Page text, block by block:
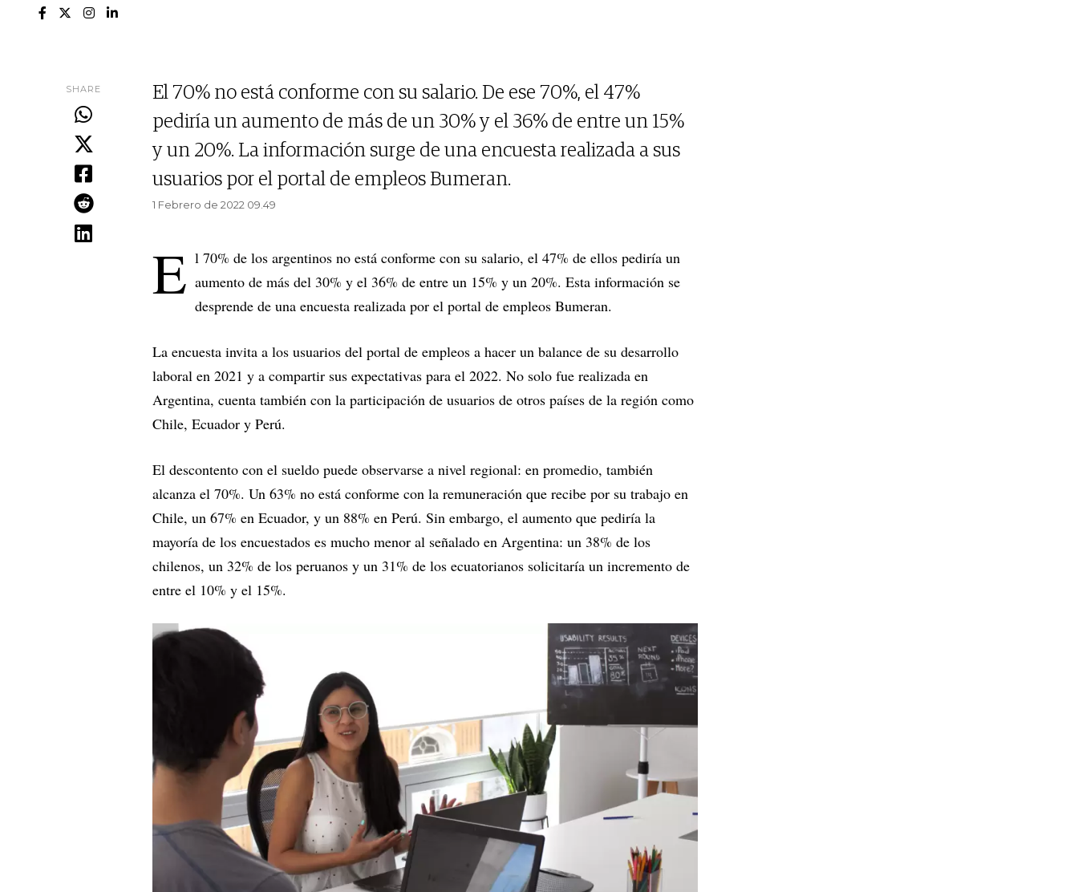
SHARE
El 70% no está conforme con su salario. De ese 70%, el 47%
pediría un aumento de más de un 30% y el 36% de entre un 15%
y un 20%. La información surge de una encuesta realizada a sus
usuarios por el portal de empleos Bumeran.
1 Febrero de 2022 09.49
E l 70% de los argentinos no está conforme con su salario, el 47% de ellos pediría un
aumento de más del 30% y el 36% de entre un 15% y un 20%. Esta información se
desprende de una encuesta realizada por el portal de empleos Bumeran.
La encuesta invita a los usuarios del portal de empleos a hacer un balance de su desarrollo
laboral en 2021 y a compartir sus expectativas para el 2022. No solo fue realizada en
Argentina, cuenta también con la participación de usuarios de otros países de la región como
Chile, Ecuador y Perú.
El descontento con el sueldo puede observarse a nivel regional: en promedio, también
alcanza el 70%. Un 63% no está conforme con la remuneración que recibe por su trabajo en
Chile, un 67% en Ecuador, y un 88% en Perú. Sin embargo, el aumento que pediría la
mayoría de los encuestados es mucho menor al señalado en Argentina: un 38% de los
chilenos, un 32% de los peruanos y un 31% de los ecuatorianos solicitaría un incremento de
entre el 10% y el 15%.